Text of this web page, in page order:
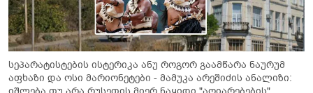
სეპარატისტების ისტერიკა ანუ როგორ გაამწარა ნაურუმ
აფხაზი და ოსი მარიონეტები - მამუკა არეშიძის ანალიზი: